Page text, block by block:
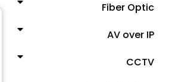
Fiber Optic
AV over IP
CCTV